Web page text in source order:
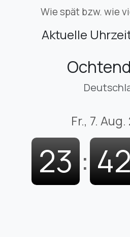
Wie spät bzw. wie
Aktuelle
Fr., 7.
23 :